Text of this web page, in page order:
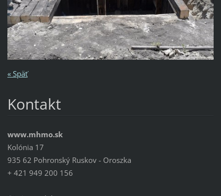
« Späť
Kontakt
www.mhmo.sk
Kolónia 17
935 62 Pohronský Ruskov - Oroszka
+ 421 949 200 156